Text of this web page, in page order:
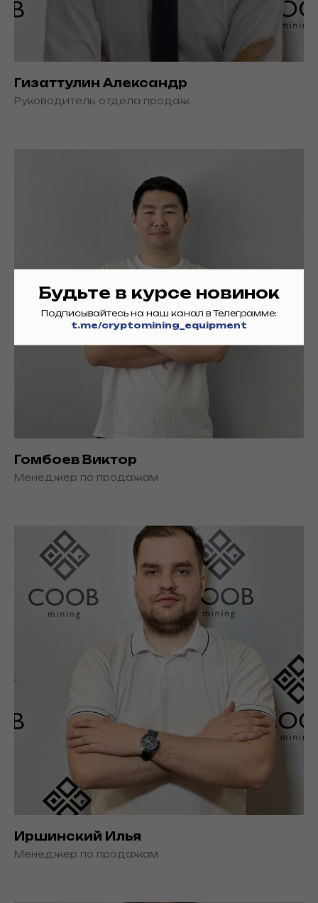
Гизаттулин Александр
Руководитель отдела продаж
Гомбоев Виктор
Менеджер по продажам
Иршинский Илья
Менеджер по продажам
Будьте в курсе новинок
Подписывайтесь на наш канал в Телеграмме:
t.me/cryptomining_equipment